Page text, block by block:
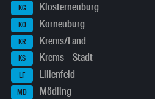
KG Klosterneuburg
KO Korneuburg
KR Krems/Land
KS Krems – Stadt
LF Lilienfeld
MD Mödling